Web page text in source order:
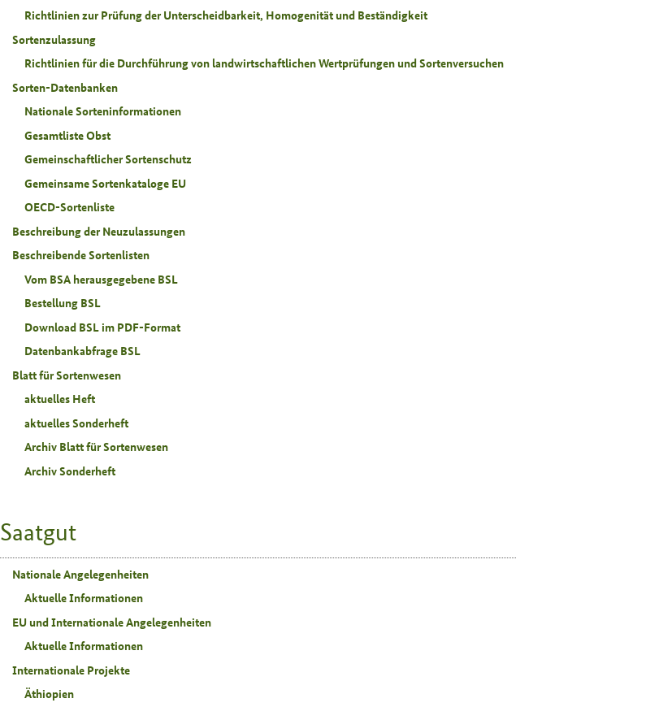
Richtlinien zur Prüfung der Unterscheidbarkeit, Homogenität und Beständigkeit
Sortenzulassung
Richtlinien für die Durchführung von landwirtschaftlichen Wertprüfungen und Sortenversuchen
Sorten-Datenbanken
Nationale Sorteninformationen
Gesamtliste Obst
Gemeinschaftlicher Sortenschutz
Gemeinsame Sortenkataloge EU
OECD-Sortenliste
Beschreibung der Neuzulassungen
Beschreibende Sortenlisten
Vom BSA herausgegebene BSL
Bestellung BSL
Download BSL im PDF-Format
Datenbankabfrage BSL
Blatt für Sortenwesen
aktuelles Heft
aktuelles Sonderheft
Archiv Blatt für Sortenwesen
Archiv Sonderheft
Saatgut
Nationale Angelegenheiten
Aktuelle Informationen
EU und Internationale Angelegenheiten
Aktuelle Informationen
Internationale Projekte
Äthiopien